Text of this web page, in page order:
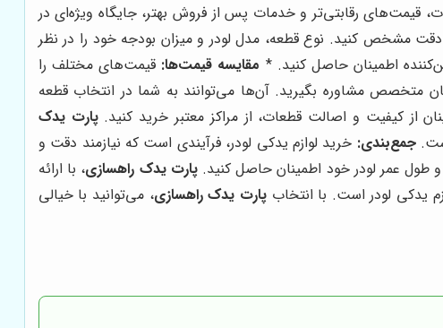
قیمت‌های رقابتی‌تر و خدمات پس از فروش بهتر، جایگاه ویژه‌ای در
دقت مشخص کنید. نوع قطعه، مدل لودر و میزان بودجه خود را در نظر
اطمینان حاصل کنید. * مقایسه قیمت‌ها: قیمت‌های مختلف را
متخصص مشاوره بگیرید. آن‌ها می‌توانند به شما در انتخاب قطعه
از کیفیت و اصالت قطعات، از مراکز معتبر خرید کنید.پارت یدک
جمع‌بندی: خرید لوازم یدکی لودر، فرآیندی است که نیازمند دقت و
و طول عمر لودر خود اطمینان حاصل کنید.پارت یدک راهسازی، با ارائه
یدکی لودر است. با انتخابپارت یدک راهسازی، می‌توانید با خیالی